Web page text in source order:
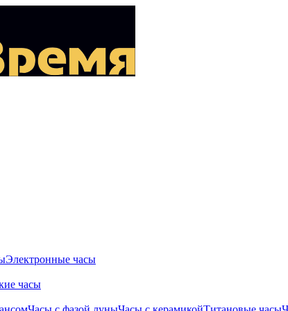
Электронные часы
часы